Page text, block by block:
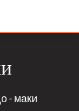
- маки